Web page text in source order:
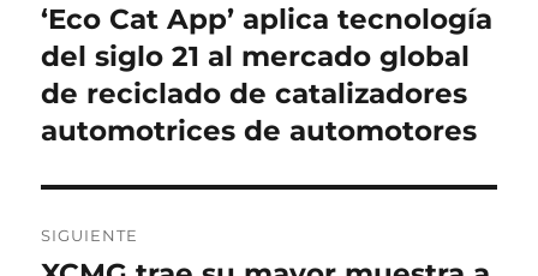
‘Eco Cat App’ aplica tecnología
del siglo 21 al mercado global
de reciclado de catalizadores
automotrices de automotores
SIGUIENTE
Entrada